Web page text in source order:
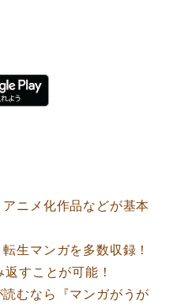
ニメ化作品などが基本
生マンガを多数収録！
すことが可能！
むなら『マンガがうが